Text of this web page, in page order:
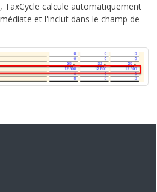
TaxCycle calcule automatiquement
et l'inclut dans le champ de